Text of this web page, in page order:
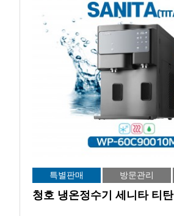
특별판매 방문관리
청호 냉온정수기 세니타 티탄